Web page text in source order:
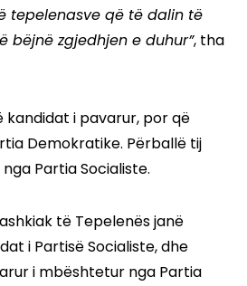
tepelenasve që të dalin të
bëjnë zgjedhjen e duhur”, tha
kandidat i pavarur, por që
Demokratike. Përballë tij
Partia Socialiste.
të Tepelenës janë
i Partisë Socialiste, dhe
i mbështetur nga Partia